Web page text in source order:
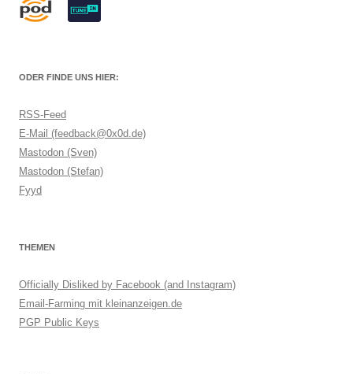
ODER FINDE UNS HIER:
RSS-Feed
E-Mail (feedback@0x0d.de)
Mastodon (Sven)
Mastodon (Stefan)
Fyyd
THEMEN
Officially Disliked by Facebook (and Instagram)
Email-Farming mit kleinanzeigen.de
PGP Public Keys